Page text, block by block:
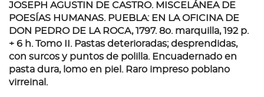
JOSEPH AGUSTIN DE CASTRO. MISCELÁNEA DE
POESÍAS HUMANAS. PUEBLA: EN LA OFICINA DE
DON PEDRO DE LA ROCA, 1797. 8o. marquilla, 192 p.
+ 6 h. Tomo II. Pastas deterioradas; desprendidas,
con surcos y puntos de polilla. Encuadernado en
pasta dura, lomo en piel. Raro impreso poblano
virreinal.